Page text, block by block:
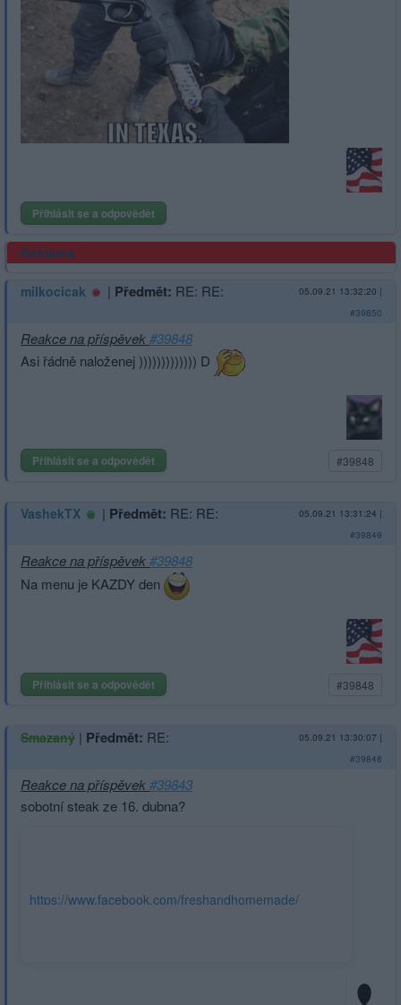
Přihlásit se a odpovědět
Reklama
milkocicak | Předmět: RE: RE: 05.09.21 13:32:20 |
#39850
Reakce na příspěvek#39848
Asi řádně naloženej ))))))))))))) D
Přihlásit se a odpovědět #39848
VashekTX | Předmět: RE: RE: 05.09.21 13:31:24 |
#39849
Reakce na příspěvek#39848
Na menu je KAZDY den
Přihlásit se a odpovědět #39848
Smazaný | Předmět: RE: 05.09.21 13:30:07 |
#39848
Reakce na příspěvek#39843
sobotní steak ze 16. dubna?
https://www.facebook.com/freshandhomemade/